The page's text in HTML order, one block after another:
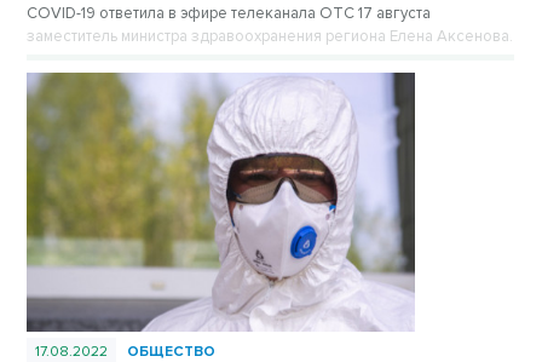
COVID-19 ответила в эфире телеканала ОТС 17 августа
заместитель министра здравоохранения региона Елена Аксенова.
17.08.2022 ОБЩЕСТВО